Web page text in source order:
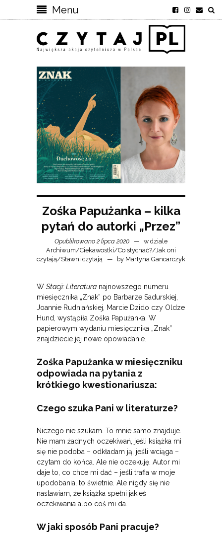
Menu
Zośka Papużanka – kilka
pytań do autorki „Przez”
Opublikowano 2 lipca 2020
w dziale
Archiwum/Ciekawostki/Co słychać?/Jak oni
czytają/Sławni czytają by Martyna Gancarczyk
W Stacji: Literatura najnowszego numeru
miesięcznika „Znak” po Barbarze Sadurskiej,
Joannie Rudniańskiej, Marcie Dzido czy Oldze
Hund, wystąpiła Zośka Papużanka. W
papierowym wydaniu miesięcznika „Znak”
znajdziecie jej nowe opowiadanie.
Zośka Papużanka w miesięczniku
odpowiada na pytania z
krótkiego kwestionariusza:
Czego szuka Pani w literaturze?
Niczego nie szukam. To mnie samo znajduje.
Nie mam żadnych oczekiwań, jeśli książka mi
się nie podoba – odkładam ją, jeśli wciąga –
czytam do końca. Ale nie oczekuję. Autor mi
daje to, co chce mi dać – jeśli trafia w moje
upodobania, to świetnie. Ale nigdy się nie
nastawiam, że książka spełni jakieś
oczekiwania albo coś mi da.
W jaki sposób Pani pracuje?